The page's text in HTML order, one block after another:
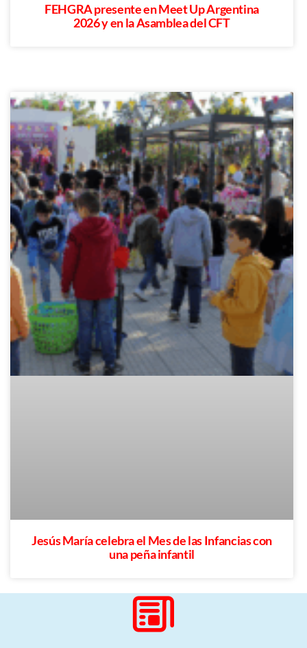
FEHGRA presente en Meet Up Argentina
2026 y en la Asamblea del CFT
Jesús María celebra el Mes de las Infancias con
una peña infantil